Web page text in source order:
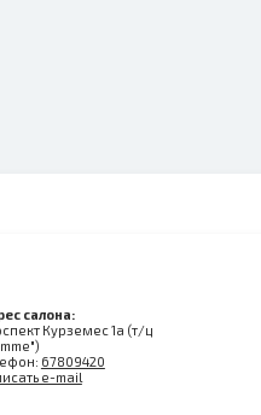
салона:
Курземес 1а (т/ц
67809420
e-mail